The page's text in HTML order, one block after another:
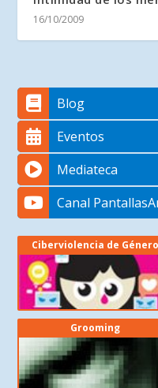
16/10/2009
Blog
Eventos
Mediateca
Canal
Ciberviolencia de Género
Grooming